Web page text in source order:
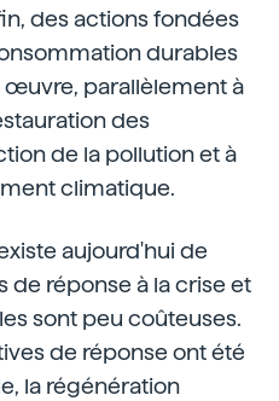
des actions fondées
durables
œuvre, parallèlement à
des
de la pollution et à
climatique.
aujourd'hui de
de réponse à la crise et
sont peu coûteuses.
de réponse ont été
la régénération